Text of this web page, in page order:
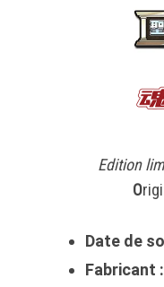
Edition
O
Date de
Fabricant :